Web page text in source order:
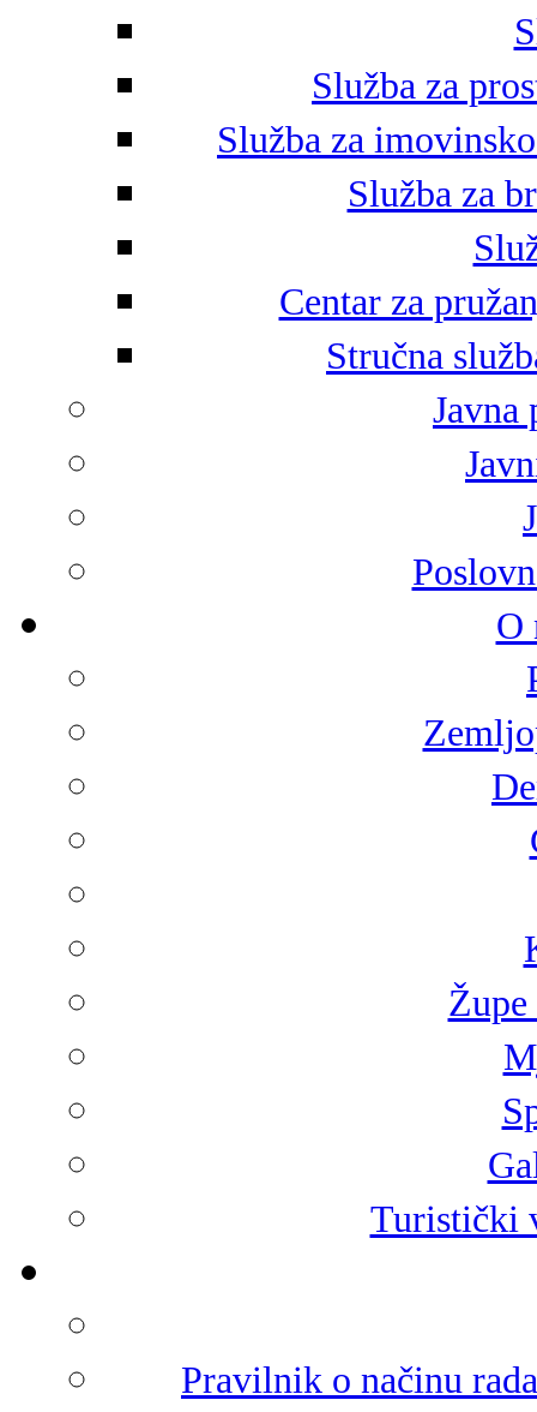
Služba za
Služba za
Služba za
Centar za
Stručna
Javna
O
Turistički
Pravilnik o načinu